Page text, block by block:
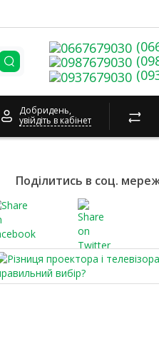
Добридень,
увійдіть в кабінет
Поділитись в соц.